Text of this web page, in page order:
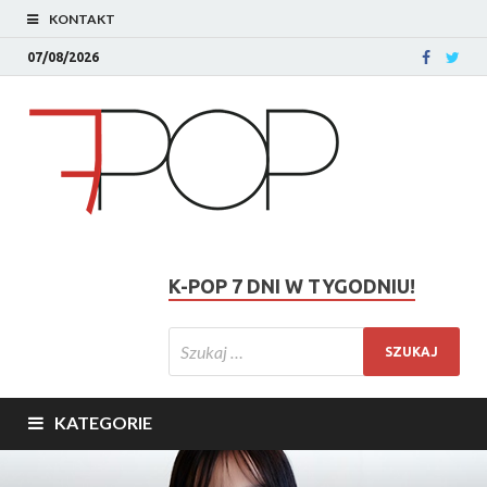
KONTAKT
07/08/2026
K-POP 7 DNI W TYGODNIU!
KATEGORIE